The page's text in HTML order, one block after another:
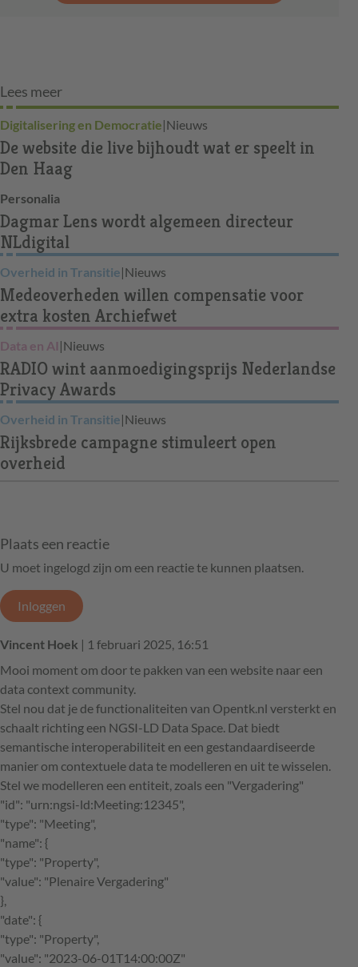
Lees meer
Digitalisering en Democratie|Nieuws
De website die live bijhoudt wat er speelt in
Den Haag
Personalia
Dagmar Lens wordt algemeen directeur
NLdigital
Overheid in Transitie|Nieuws
Medeoverheden willen compensatie voor
extra kosten Archiefwet
Data en AI |Nieuws
RADIO wint aanmoedigingsprijs Nederlandse
Privacy Awards
Overheid in Transitie|Nieuws
Rijksbrede campagne stimuleert open
overheid
Plaats een reactie
U moet ingelogd zijn om een reactie te kunnen plaatsen.
Inloggen
Vincent Hoek | 1 februari 2025, 16:51
Mooi moment om door te pakken van een website naar een
data context community.
Stel nou dat je de functionaliteiten van Opentk.nl versterkt en
schaalt richting een NGSI-LD Data Space. Dat biedt
semantische interoperabiliteit en een gestandaardiseerde
manier om contextuele data te modelleren en uit te wisselen.
Stel we modelleren een entiteit, zoals een "Vergadering"
"id": "urn:ngsi-ld:Meeting:12345",
"type": "Meeting",
"name": {
"type": "Property",
"value": "Plenaire Vergadering"
},
"date": {
"type": "Property",
"value": "2023-06-01T14:00:00Z"